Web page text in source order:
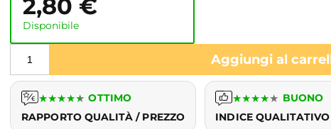
2,80 €
Disponibile
Aggiungi al
★★★★★ OTTIMO
RAPPORTO QUALITÀ / PREZZO
★★★★★ BUONO
INDICE QUALITATIVO